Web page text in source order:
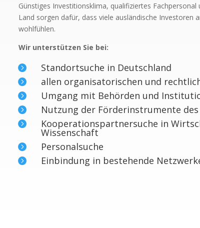
Günstiges Investitionsklima, qualifiziertes
Land sorgen dafür, dass viele ausländische Investoren
wohlfühlen.
Wir unterstützen Sie bei:
 Standortsuche in Deutschland
 allen organisatorischen und
 Umgang mit Behörden und
 Nutzung der Förderinstrumente des
 Kooperationspartnersuche in
Wissenschaft
 Personalsuche
 Einbindung in bestehende